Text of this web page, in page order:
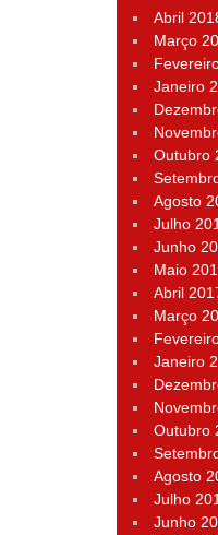
Abril
Março
Janeiro
Outubro
Agosto
Julho
Junho
Maio
Abril
Março
Janeiro
Outubro
Agosto
Julho
Junho